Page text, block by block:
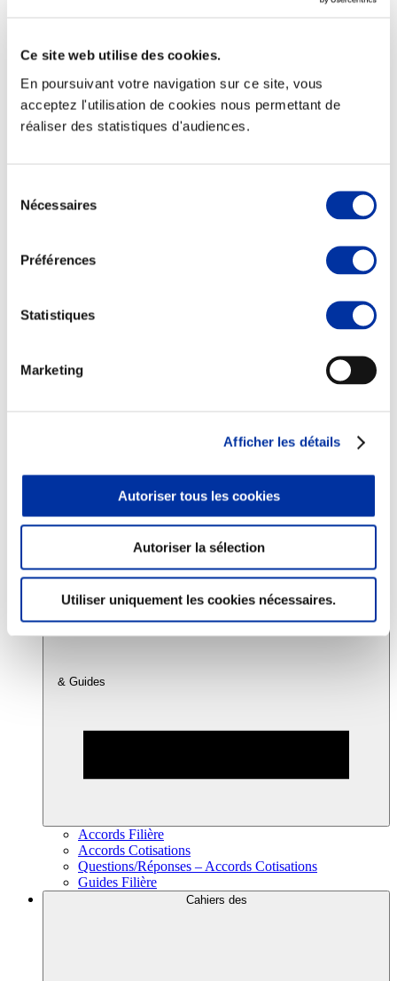
Ce site web utilise des cookies.
En poursuivant votre navigation sur ce site, vous
acceptez l'utilisation de cookies nous permettant de
réaliser des statistiques d'audiences.
Nécessaires
Préférences
Statistiques
Marketing
Afficher les détails
Autoriser tous les cookies
Autoriser la sélection
Utiliser uniquement les cookies nécessaires.
Transport – mise en marché
Abattoir
Viandes et santé
Juste rémunération et attractivité des métiers
Sources d’information
Accords
& Guides
Accords Filière
Accords Cotisations
Questions/Réponses – Accords Cotisations
Guides Filière
Cahiers des